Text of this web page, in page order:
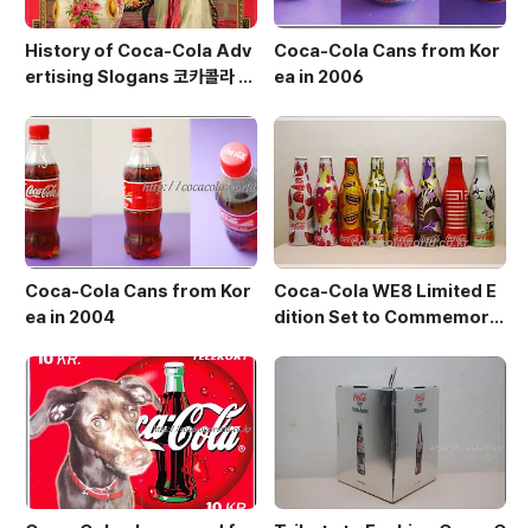
History of Coca‑Cola Adv
ertising Slogans 코카콜라 광
Coca-Cola Cans from Kor
ea in 2006
Coca-Cola Cans from Kor
ea in 2004
Coca-Cola WE8 Limited E
dition Set to Commemora
cs 북경올림픽 기념 보틀